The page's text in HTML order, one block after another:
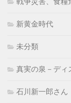
新黄金時代
未分類
真実の泉－ディ
石川新一郎さん